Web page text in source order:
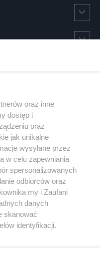
Youtube
oraz inne
dostęp i
oraz
jak unikalne
wysyłane przez
w celu zapewniania
spersonalizowanych
odbiorców oraz
my i Zaufani
danych
skanować
identyfikacji.